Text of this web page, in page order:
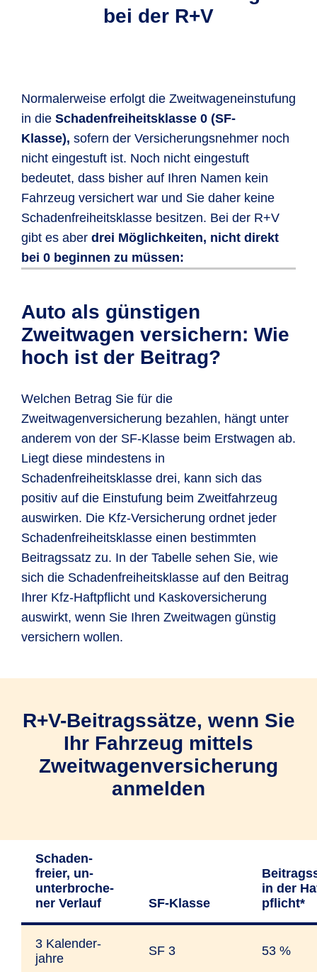
bei der R+V
Normalerweise erfolgt die Zweitwageneinstufung
in die Schadenfreiheitsklasse 0 (SF-
Klasse), sofern der Versicherungsnehmer noch
nicht eingestuft ist. Noch nicht eingestuft
bedeutet, dass bisher auf Ihren Namen kein
Fahrzeug versichert war und Sie daher keine
Schadenfreiheitsklasse besitzen. Bei der R+V
gibt es aber drei Möglichkeiten, nicht direkt
bei 0 beginnen zu müssen:
Ihrer letzten Versicherung vorliegen
haben und Sie
Ihre Fahrerlaubnis mindestens ein
Jahrbesitzen, erfolgt eine Einstufung in
versichern, müssen Sie
ebenfalls schadenfrei gefahren
sein.Zudem müssen Sie folgende
Voraussetzungen erfüllen:
Ihr Erstfahrzeug istmindestens in SF-
versichert.
Das Erstfahrzeug muss einPkw,
Kraftrad, Leichtkraftrad, Lkw (bis
3,5 t) oder ein Camping-Kfzsein.
DieZulassung des
Erstfahrzeugsläuft auf Sie, Ihre/n
Ehepartner/in, Ihre/n eingetragene/n
Lebenspartner/in oder in häuslicher
Gemeinschaft lebende/r
Lebenspartner/in.
können Sie Ihren Zweitwagen dank der
Zweitwagenregelung sogar mit SF-Klasse
3 günstig versichern:
Ihr bereits versichertes Fahrzeug
(Erstfahrzeug) ist mindestens in SF-
Klasse 3 eingestuft.
Sowohl Sie als auch der Fahrer des
zusätzlichen Fahrzeugs
sindmindestens 23 Jahre alt.
Die Zulassung beider Autos erfolgt auf
Sie oder eine gleichgestellte Person
des ersten Wagens. Gleichgestellt sind
Ihnen hierbeiLebenspartner/in,
Ehepartner/in, in häuslicher
Gemeinschaft lebende/r
Lebenspartner/in und eingetragene
Auto als günstigen
Zweitwagen versichern: Wie
hoch ist der Beitrag?
Welchen Betrag Sie für die
Zweitwagenversicherung bezahlen, hängt unter
anderem von der SF-Klasse beim Erstwagen ab.
Liegt diese mindestens in
Schadenfreiheitsklasse drei, kann sich das
positiv auf die Einstufung beim Zweitfahrzeug
auswirken. Die Kfz-Versicherung ordnet jeder
Schadenfreiheitsklasse einen bestimmten
Beitragssatz zu. In der Tabelle sehen Sie, wie
sich die Schadenfreiheitsklasse auf den Beitrag
Ihrer Kfz-Haftpflicht und Kaskoversicherung
auswirkt, wenn Sie Ihren Zweitwagen günstig
versichern wollen.
R+V-Beitragssätze, wenn Sie
Ihr Fahrzeug mittels
Zweitwagenversicherung
anmelden
Schaden­
freier, un­
unter­bro­che­
ner Ver­lauf
SF-Klasse
in der
pflicht*
3 Kalender­
jahre
SF 3 53 %